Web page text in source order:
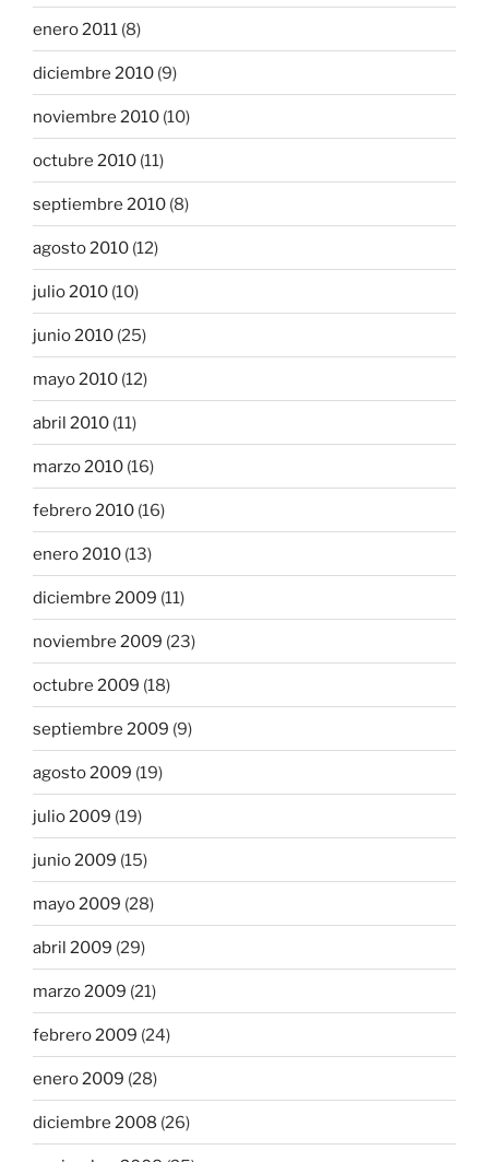
enero 2011 (8)
diciembre 2010 (9)
noviembre 2010 (10)
octubre 2010 (11)
septiembre 2010 (8)
agosto 2010 (12)
julio 2010 (10)
junio 2010 (25)
mayo 2010 (12)
abril 2010 (11)
marzo 2010 (16)
febrero 2010 (16)
enero 2010 (13)
diciembre 2009 (11)
noviembre 2009 (23)
octubre 2009 (18)
septiembre 2009 (9)
agosto 2009 (19)
julio 2009 (19)
junio 2009 (15)
mayo 2009 (28)
abril 2009 (29)
marzo 2009 (21)
febrero 2009 (24)
enero 2009 (28)
diciembre 2008 (26)